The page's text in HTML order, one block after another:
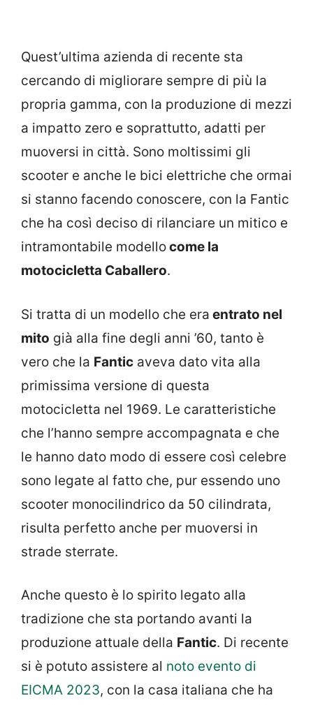
Quest’ultima azienda di recente sta
cercando di migliorare sempre di più la
propria gamma, con la produzione di mezzi
a impatto zero e soprattutto, adatti per
muoversi in città. Sono moltissimi gli
scooter e anche le bici elettriche che ormai
si stanno facendo conoscere, con la Fantic
che ha così deciso di rilanciare un mitico e
intramontabile modellocome la
motocicletta Caballero.
Si tratta di un modello che era entrato nel
mito già alla fine degli anni ’60, tanto è
vero che la Fantic aveva dato vita alla
primissima versione di questa
motocicletta nel 1969. Le caratteristiche
che l’hanno sempre accompagnata e che
le hanno dato modo di essere così celebre
sono legate al fatto che, pur essendo uno
scooter monocilindrico da 50 cilindrata,
risulta perfetto anche per muoversi in
strade sterrate.
Anche questo è lo spirito legato alla
tradizione che sta portando avanti la
produzione attuale della Fantic. Di recente
si è potuto assistere al noto evento di
EICMA 2023, con la casa italiana che ha